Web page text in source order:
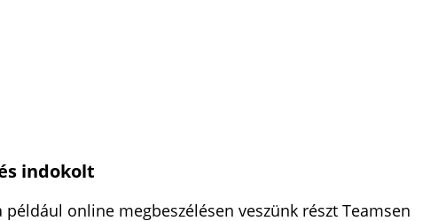
indokolt
online megbeszélésen veszünk részt Teamsen